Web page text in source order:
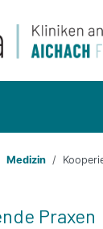
Medizin
Praxen